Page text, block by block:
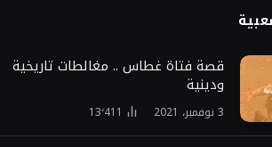
قصة فتاة غطاس .. مغالطات تاريخية
ودينية
3 نوفمبر، 2021 13٬411